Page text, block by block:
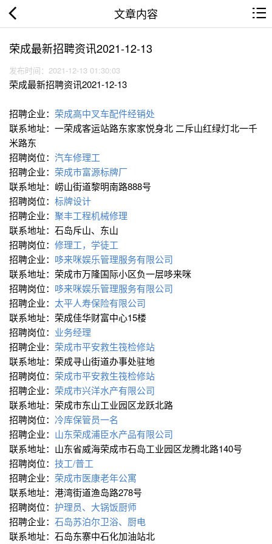
文章内容
荣成最新招聘资讯2021-12-13
发布时间：2021-12-13 01:30:03
荣成最新招聘资讯2021-12-13
招聘企业： 荣成高中叉车配件经销处
联系地址：一荣成客运站路东家家悦身北 二斥山红绿灯北一千
米路东
招聘岗位： 汽车修理工
招聘企业： 荣成市富源标牌厂
联系地址：崂山街道黎明南路888号
招聘岗位： 标牌设计
招聘企业： 聚丰工程机械修理
联系地址：石岛斥山、东山
招聘岗位： 修理工，学徒工
招聘企业： 哆来咪娱乐管理服务有限公司
联系地址：荣成市万隆国际小区负一层哆来咪
招聘岗位： 哆来咪娱乐管理服务有限公司
招聘企业： 太平人寿保险有限公司
联系地址：荣成佳华财富中心15楼
招聘岗位： 业务经理
招聘企业： 荣成市平安救生筏检修站
联系地址：荣成寻山街道办事处驻地
招聘岗位： 荣成市平安救生筏检修站
招聘企业： 荣成市兴洋水产有限公司
联系地址：荣成市东山工业园区龙跃北路
招聘岗位： 冷库保管员一名
招聘企业： 山东荣成浦臣水产品有限公司
联系地址：山东省威海荣成市石岛工业园区龙腾北路140号
招聘岗位： 技工/普工
招聘企业： 荣成市医康老年公寓
联系地址：港湾街道渔岛路278号
招聘岗位： 护理员、大锅饭厨师
招聘企业： 石岛苏泊尔卫浴、厨电
联系地址：石岛东寨中石化加油站北